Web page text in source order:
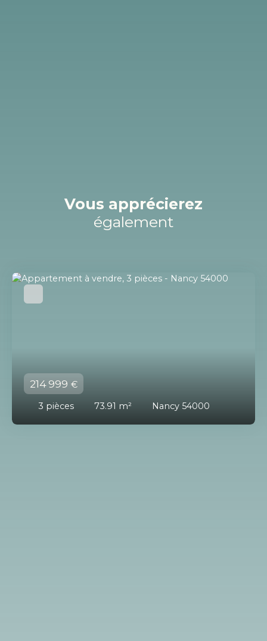
Vous apprécierez
également
214 999 €
3 pièces 73.91 m² Nancy 54000